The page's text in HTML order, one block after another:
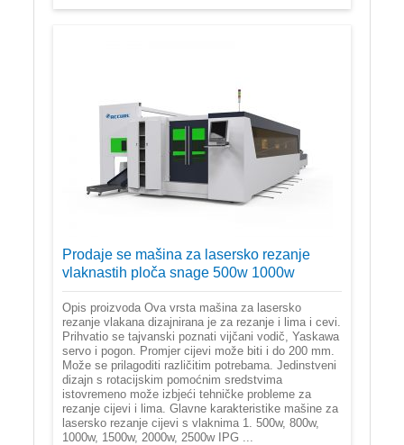
Prodaje se mašina za lasersko rezanje
vlaknastih ploča snage 500w 1000w
Opis proizvoda Ova vrsta mašina za lasersko
rezanje vlakana dizajnirana je za rezanje i lima i cevi.
Prihvatio se tajvanski poznati vijčani vodič, Yaskawa
servo i pogon. Promjer cijevi može biti i do 200 mm.
Može se prilagoditi različitim potrebama. Jedinstveni
dizajn s rotacijskim pomoćnim sredstvima
istovremeno može izbjeći tehničke probleme za
rezanje cijevi i lima. Glavne karakteristike mašine za
lasersko rezanje cijevi s vlaknima 1. 500w, 800w,
1000w, 1500w, 2000w, 2500w IPG ...